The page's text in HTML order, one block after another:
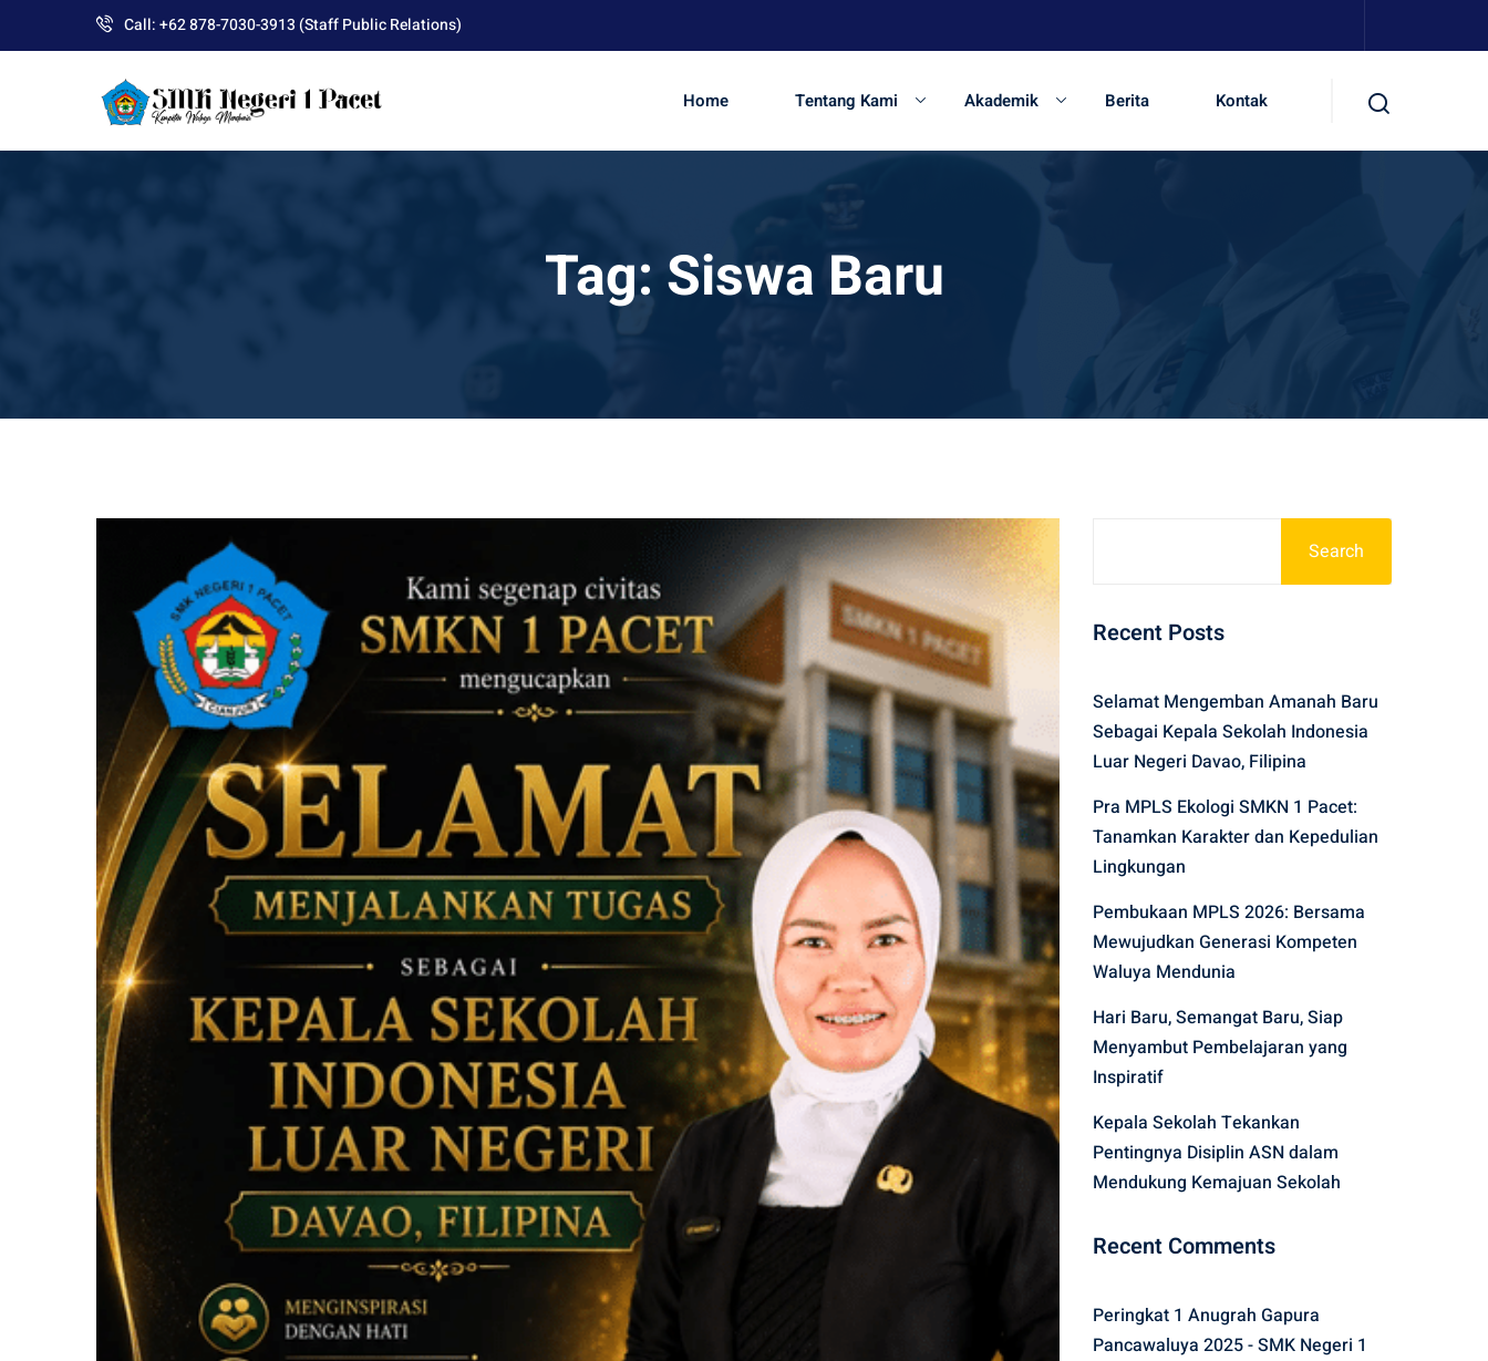
Call: +62 878-7030-3913 (Staff Public Relations)
Home Tentang Kami Akademik Berita Kontak
Tag: Siswa Baru
Search
Recent Posts
Selamat Mengemban Amanah Baru
Sebagai Kepala Sekolah Indonesia
Luar Negeri Davao, Filipina
Pra MPLS Ekologi SMKN 1 Pacet:
Tanamkan Karakter dan Kepedulian
Lingkungan
Pembukaan MPLS 2026: Bersama
Mewujudkan Generasi Kompeten
Waluya Mendunia
Hari Baru, Semangat Baru, Siap
Menyambut Pembelajaran yang
Inspiratif
Kepala Sekolah Tekankan
Pentingnya Disiplin ASN dalam
Mendukung Kemajuan Sekolah
Recent Comments
Peringkat 1 Anugrah Gapura
Pancawaluya 2025 - SMK Negeri 1